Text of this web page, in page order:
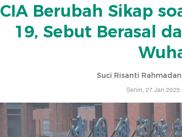
CIA Berubah Sikap
19, Sebut Berasal
Suci Risanti
Senin, 27 Jan 2025